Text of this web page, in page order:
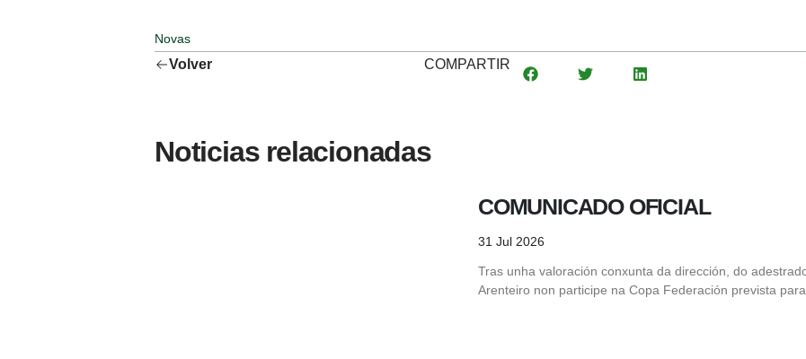
Novas
Volver COMPARTIR
Noticias relacionadas
COMUNICADO OFICIAL
31 Jul 2026
Tras unha valoración conxunta da dirección, do
Arenteiro non participe na Copa Federación prevista